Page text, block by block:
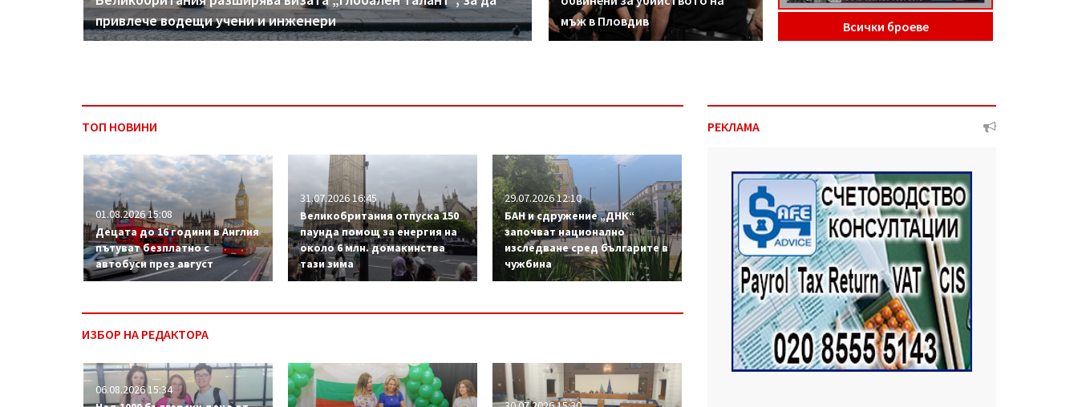
привлече водещи учени и инженери
мъж в Пловдив
Всички броеве
ТОП НОВИНИ
01.08.2026 15:08
Децата до 16 години в Англия
пътуват безплатно с
автобуси през август
31.07.2026 16:45
Великобритания отпуска 150
паунда помощ за енергия на
около 6 млн. домакинства
тази зима
29.07.2026 12:10
БАН и сдружение „ДНК“
започват национално
изследване сред българите в
чужбина
ИЗБОР НА РЕДАКТОРА
06.08.2026 15:34
РЕКЛАМА